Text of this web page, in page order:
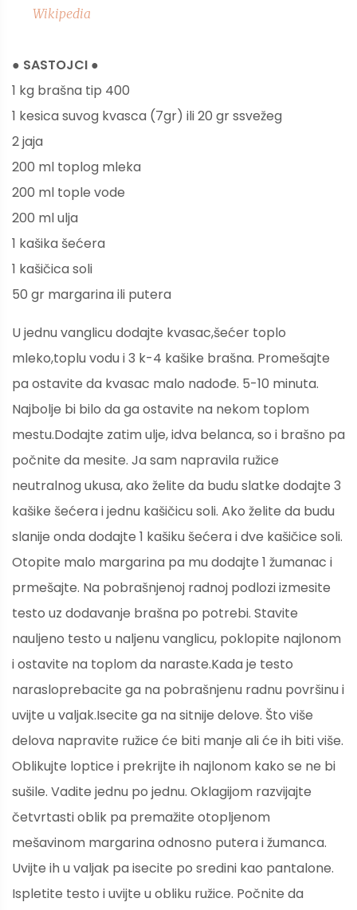
Wikipedia
● SASTOJCI ●
1 kg brašna tip 400
1 kesica suvog kvasca (7gr) ili 20 gr ssvežeg
2 jaja
200 ml toplog mleka
200 ml tople vode
200 ml ulja
1 kašika šećera
1 kašičica soli
50 gr margarina ili putera
U jednu vanglicu dodajte kvasac,šećer toplo
mleko,toplu vodu i 3 k-4 kašike brašna. Promešajte
pa ostavite da kvasac malo nadođe. 5-10 minuta.
Najbolje bi bilo da ga ostavite na nekom toplom
mestu.Dodajte zatim ulje, idva belanca, so i brašno pa
počnite da mesite. Ja sam napravila ružice
neutralnog ukusa, ako želite da budu slatke dodajte 3
kašike šećera i jednu kašičicu soli. Ako želite da budu
slanije onda dodajte 1 kašiku šećera i dve kašičice soli.
Otopite malo margarina pa mu dodajte 1 žumanac i
prmešajte. Na pobrašnjenoj radnoj podlozi izmesite
testo uz dodavanje brašna po potrebi. Stavite
nauljeno testo u naljenu vanglicu, poklopite najlonom
i ostavite na toplom da naraste.Kada je testo
narasloprebacite ga na pobrašnjenu radnu površinu i
uvijte u valjak.Isecite ga na sitnije delove. Što više
delova napravite ružice će biti manje ali će ih biti više.
Oblikujte loptice i prekrijte ih najlonom kako se ne bi
sušile. Vadite jednu po jednu. Oklagijom razvijajte
četvrtasti oblik pa premažite otopljenom
mešavinom margarina odnosno putera i žumanca.
Uvijte ih u valjak pa isecite po sredini kao pantalone.
Ispletite testo i uvijte u obliku ružice. Počnite da